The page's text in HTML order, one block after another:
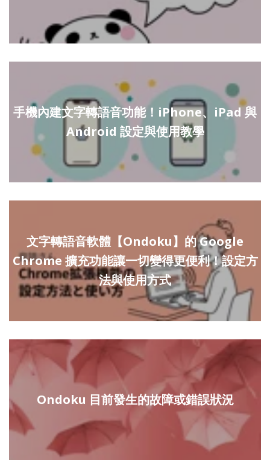
手機內建文字轉語音功能！iPhone、iPad 與
Android 設定與使用教學
文字轉語音軟體【Ondoku】的 Google
Chrome 擴充功能讓一切變得更便利！設定方
法與使用方式
Ondoku 目前發生的故障或錯誤狀況